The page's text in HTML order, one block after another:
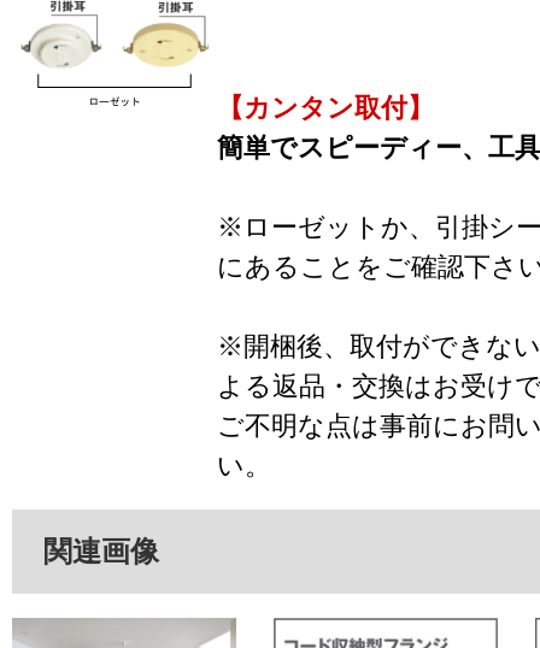
【カンタン取付】
簡単でスピーディー、工
※ローゼットか、引掛シ
にあることをご確認下さ
※開梱後、取付ができな
よる返品・交換はお受け
ご不明な点は事前にお問
い。
関連画像